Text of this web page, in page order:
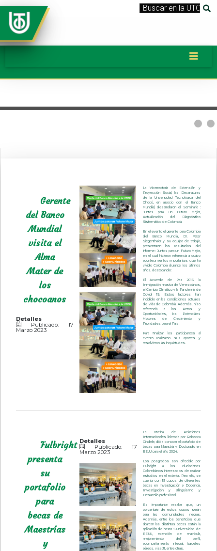
Gerente
del Banco
Mundial
visita el
Alma
Mater de
los
chocoanos
Detalles
Publicado: 17
Marzo 2023
La Vicerrectoria de Extensión y
Proyección Social, las Decanaturas
de la Universidad Tecnológica del
Chocó, en asocio con el Banco
Mundial, desarrollaron el Seminario :
Juntos para un Futuro Mejor,
Actualización del Diagnóstico
Sistemático de Colombia.
En el evento el gerente para Colombia
del Banco Mundial, Dr. Peter
Siegenthaler y su equipo de trabajo,
presentaron los resultados del
informe : Juntos para un Futuro Mejor,
en el cual hicieron referencia a cuatro
acontecimientos importantes que ha
vivido Colombia durante los últimos
años, destacando:
El Acuerdo de Paz 2016, la
Inmigración masiva de Venezolanos,
el Cambio Climático y la Pandemia de
Covid 19. Estos factores han
incidido en las condiciones actuales
de vida de Colombia. Además, hizo
referencia a los Retos y
Oportunidades, los Potenciales
Motores de Crecimiento y
Prioridades para el País.
Para finalizar, los participantes al
evento realizaron sus aportes y
resolvieron las inquietudes.
Fulbright
presenta
su
portafolio
para
becas de
Maestrías
y
Detalles
Publicado: 17
Marzo 2023
La oficina de Relaciones
Internacionales liderada por Rebecca
Gindele, dió a conocer el portafolio de
becas para Maestría y Doctorado en
EEUU para el año 2024.
Los posgrados son ofrecido por
Fulbright a los ciudadanos
Colombianos interesados de realizar
estudios en el exterior. Para ello, se
cuenta con 51 cupos de diferentes
becas en Investigación y Docencia,
Investigación y Bilingüismo y
Desarrollo profesional.
Es importante resaltar que, un
porcentaje de estos cupos serán
para las comunidades negras.
Además, entre los beneficios que
abarcan las distintas becas están la
aplicación de hasta 5 universidad de
EE.UU, exención de matrícula,
mejoramiento del perfil,
acompañamiento integral, tiquetes
aéreos, visa J1, entre otras.